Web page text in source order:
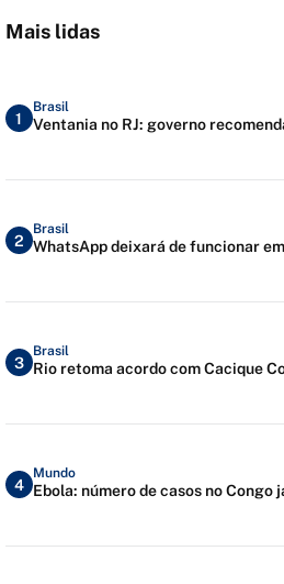
Mais lidas
1
Brasil
Ventania no RJ: governo
2
Brasil
WhatsApp deixará de funcionar
3
Brasil
Rio retoma acordo com Cacique
4
Mundo
Ebola: número de casos no Congo